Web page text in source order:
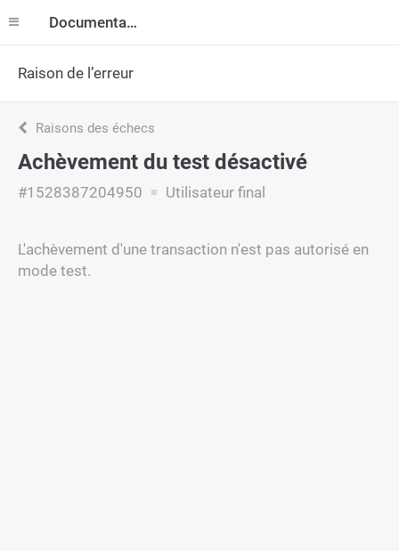
Documentation
Raison de l’erreur
Raisons des échecs
Achèvement du test désactivé
#1528387204950 Utilisateur final
L'achèvement d'une transaction n'est pas autorisé en
mode test.